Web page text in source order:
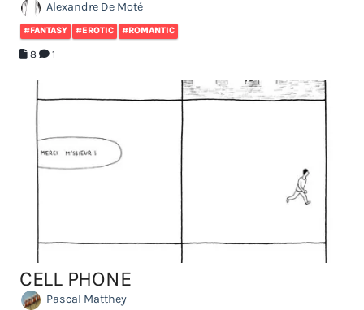
Alexandre De Moté
#FANTASY #EROTIC #ROMANTIC
8 1
CELL PHONE
Pascal Matthey